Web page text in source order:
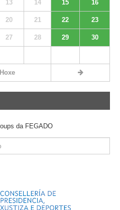
13 14 15 16
20 21 22 23
27 28 29 30
Hoxe